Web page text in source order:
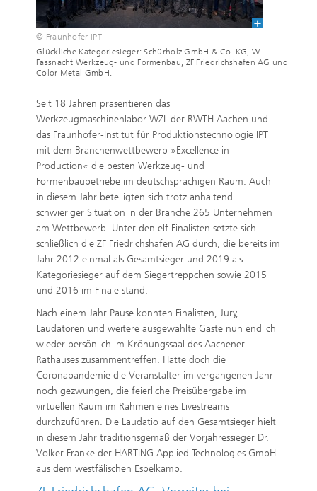
© Fraunhofer IPT
Glückliche Kategoriesieger: Schürholz GmbH & Co. KG, W.
Fassnacht Werkzeug- und Formenbau, ZF Friedrichshafen AG und
Color Metal GmbH.
Seit 18 Jahren präsentieren das
Werkzeugmaschinenlabor WZL der RWTH Aachen und
das Fraunhofer-Institut für Produktionstechnologie IPT
mit dem Branchenwettbewerb »Excellence in
Production« die besten Werkzeug- und
Formenbaubetriebe im deutschsprachigen Raum. Auch
in diesem Jahr beteiligten sich trotz anhaltend
schwieriger Situation in der Branche 265 Unternehmen
am Wettbewerb. Unter den elf Finalisten setzte sich
schließlich die ZF Friedrichshafen AG durch, die bereits im
Jahr 2012 einmal als Gesamtsieger und 2019 als
Kategoriesieger auf dem Siegertreppchen sowie 2015
und 2016 im Finale stand.
Nach einem Jahr Pause konnten Finalisten, Jury,
Laudatoren und weitere ausgewählte Gäste nun endlich
wieder persönlich im Krönungssaal des Aachener
Rathauses zusammentreffen. Hatte doch die
Coronapandemie die Veranstalter im vergangenen Jahr
noch gezwungen, die feierliche Preisübergabe im
virtuellen Raum im Rahmen eines Livestreams
durchzuführen. Die Laudatio auf den Gesamtsieger hielt
in diesem Jahr traditionsgemäß der Vorjahressieger Dr.
Volker Franke der HARTING Applied Technologies GmbH
aus dem westfälischen Espelkamp.